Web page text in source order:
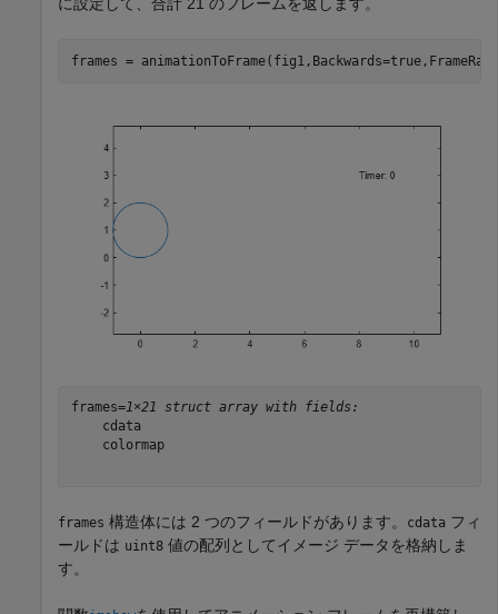
に設定して、合計 21 のフレームを返します。
frames =
frames=1×21 struct array with fields:
    cdata
    colormap
frames 構造体には 2 つのフィールドがあります。 cdata フィ
ールドは uint8 値の配列としてイメージ データを格納しま
す。